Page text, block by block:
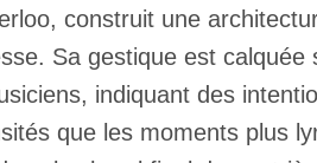
construit une
Sa gestique est
indiquant des
que les moments plus